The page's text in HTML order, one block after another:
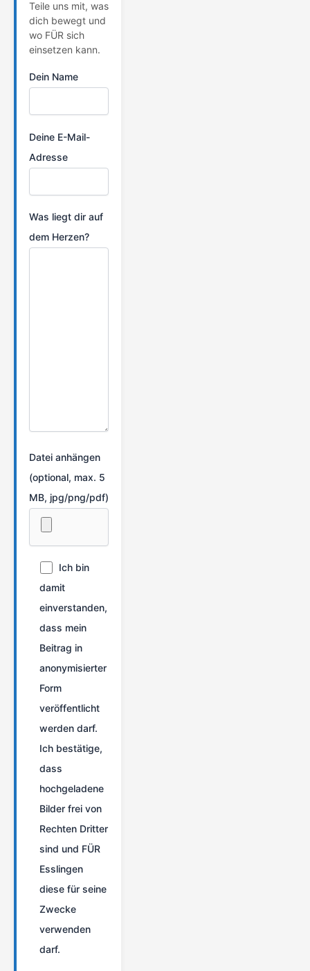
Teile uns mit, was
dich bewegt und
wo FÜR sich
einsetzen kann.
Dein Name
Deine E-Mail-
Adresse
Was liegt dir auf
dem Herzen?
Datei anhängen
(optional, max. 5
MB, jpg/png/pdf)
Ich bin
damit
einverstanden,
dass mein
Beitrag in
anonymisierter
Form
veröffentlicht
werden darf.
Ich bestätige,
dass
hochgeladene
Bilder frei von
Rechten Dritter
sind und FÜR
Esslingen
diese für seine
Zwecke
verwenden
darf.